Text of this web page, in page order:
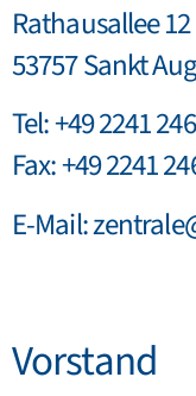
Rathausallee 12
53757 Sankt
Tel: +49 2241
Fax: +49 2241
E-Mail:
Vorstand